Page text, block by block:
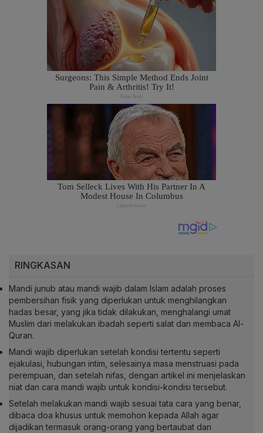
RINGKASAN
Mandi junub atau mandi wajib dalam Islam adalah proses
pembersihan fisik yang diperlukan untuk menghilangkan
hadas besar, yang jika tidak dilakukan, menghalangi umat
Muslim dari melakukan ibadah seperti salat dan membaca Al-
Quran.
Mandi wajib diperlukan setelah kondisi tertentu seperti
ejakulasi, hubungan intim, selesainya masa menstruasi pada
perempuan, dan setelah nifas, dengan artikel ini menjelaskan
niat dan cara mandi wajib untuk kondisi-kondisi tersebut.
Setelah melakukan mandi wajib sesuai tata cara yang benar,
dibaca doa khusus untuk memohon kepada Allah agar
dijadikan termasuk orang-orang yang bertaubat dan